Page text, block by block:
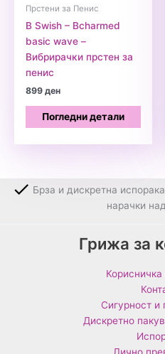
Прстени за Пенис
B Swish – Bcharmed
basic wave –
Вибрирачки прстен за
пенис
899ден
Погледни детали
Брза и дискретна испорака
нарачки
Грижа за
Сигурност и
Дискретно